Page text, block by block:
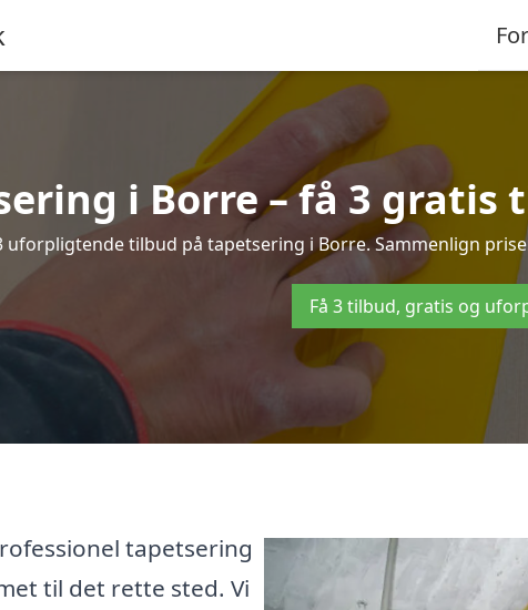
i Borre – få 3
uforpligtende tilbud på tapetsering i Borre. Sammenlign
Få 3 tilbud, gratis og
tapetsering
til det rette sted. Vi